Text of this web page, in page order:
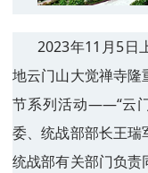
2023年11月5日
地云门山大觉禅寺
节系列活动——“云
委、统战部部长王
统战部有关部门负